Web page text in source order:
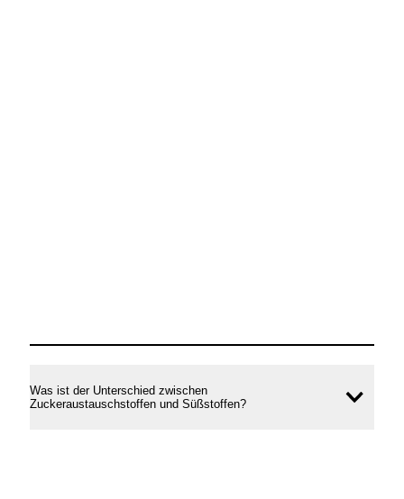
Was ist der Unterschied zwischen
Zuckeraustauschstoffen und Süßstoffen?